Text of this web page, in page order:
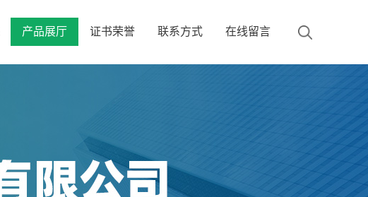
产品展厅 证书荣誉 联系方式 在线留言